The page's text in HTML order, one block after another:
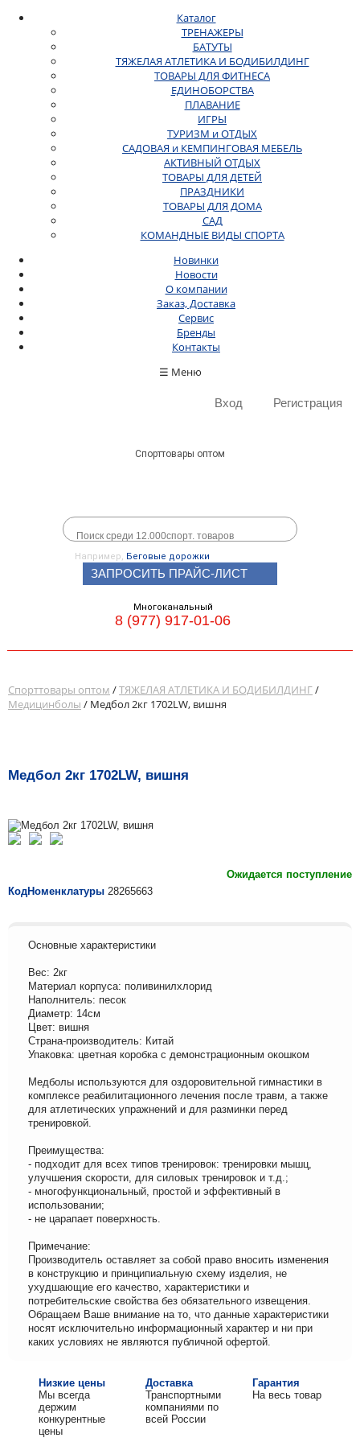
Каталог
ТРЕНАЖЕРЫ
БАТУТЫ
ТЯЖЕЛАЯ АТЛЕТИКА И БОДИБИЛДИНГ
ТОВАРЫ ДЛЯ ФИТНЕСА
ЕДИНОБОРСТВА
ПЛАВАНИЕ
ИГРЫ
ТУРИЗМ и ОТДЫХ
САДОВАЯ и КЕМПИНГОВАЯ МЕБЕЛЬ
АКТИВНЫЙ ОТДЫХ
ТОВАРЫ ДЛЯ ДЕТЕЙ
ПРАЗДНИКИ
ТОВАРЫ ДЛЯ ДОМА
САД
КОМАНДНЫЕ ВИДЫ СПОРТА
Новинки
Новости
О компании
Заказ, Доставка
Сервис
Бренды
Контакты
☰ Меню
Вход Регистрация
Спорттовары оптом
Например, Беговые дорожки
ЗАПРОСИТЬ ПРАЙС-ЛИСТ
Многоканальный
8 (977) 917-01-06
Спорттовары оптом /ТЯЖЕЛАЯ АТЛЕТИКА И БОДИБИЛДИНГ/
Медицинболы / Медбол 2кг 1702LW, вишня
Медбол 2кг 1702LW, вишня
Ожидается поступление
КодНоменклатуры 28265663
Основные характеристики
Вес: 2кг
Материал корпуса: поливинилхлорид
Наполнитель: песок
Диаметр: 14см
Цвет: вишня
Страна-производитель: Китай
Упаковка: цветная коробка с демонстрационным окошком
Медболы используются для оздоровительной гимнастики в
комплексе реабилитационного лечения после травм, а также
для атлетических упражнений и для разминки перед
тренировкой.
Преимущества:
- подходит для всех типов тренировок: тренировки мышц,
улучшения скорости, для силовых тренировок и т.д.;
- многофункциональный, простой и эффективный в
использовании;
- не царапает поверхность.
Примечание:
Производитель оставляет за собой право вносить изменения
в конструкцию и принципиальную схему изделия, не
ухудшающие его качество, характеристики и
потребительские свойства без обязательного извещения.
Обращаем Ваше внимание на то, что данные характеристики
носят исключительно информационный характер и ни при
каких условиях не являются публичной офертой.
Низкие цены
Мы всегда
держим
конкурентные
цены
Доставка
Транспортными
компаниями по
всей России
Гарантия
На весь товар